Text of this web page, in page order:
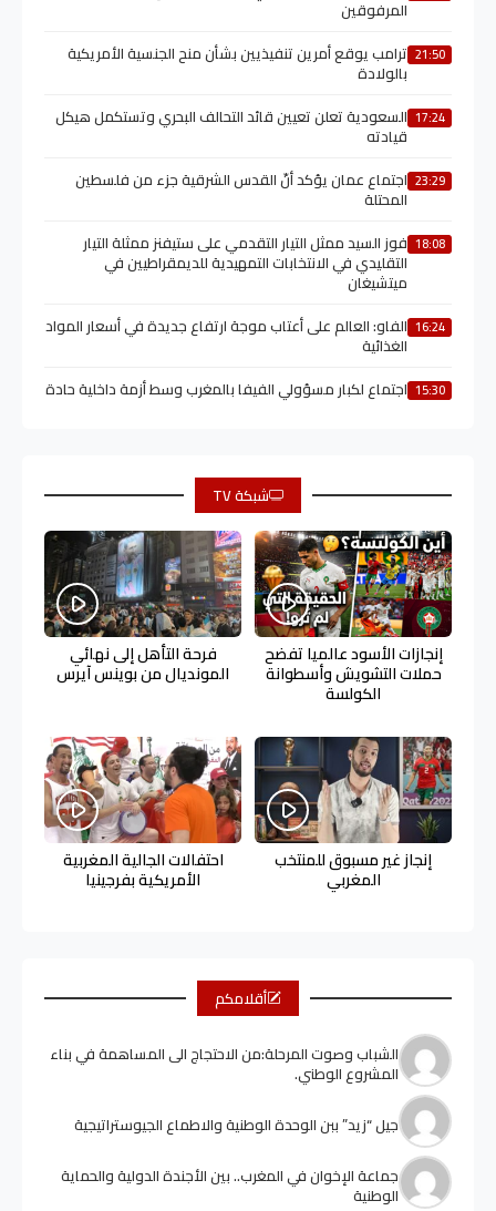
المرفوقين
21:50 ترامب يوقع أمرين تنفيذيين بشأن منح الجنسية الأمريكية
بالولادة
17:24 السعودية تعلن تعيين قائد التحالف البحري وتستكمل هيكل
قيادته
23:29 اجتماع عمان يؤكد أنّ القدس الشرقية جزء من فلسطين
المحتلة
18:08 فوز السيد ممثل التيار التقدمي على ستيفنز ممثلة التيار
التقليدي في الانتخابات التمهيدية للديمقراطيين في
ميتشيغان
16:24 الفاو: العالم على أعتاب موجة ارتفاع جديدة في أسعار المواد
الغذائية
15:30 اجتماع لكبار مسؤولي الفيفا بالمغرب وسط أزمة داخلية حادة
شبكة TV
إنجازات الأسود عالميا تفضح
حملات التشويش وأسطوانة
الكولسة
فرحة التأهل إلى نهائي
المونديال من بوينس آيرس
إنجاز غير مسبوق للمنتخب
المغربي
احتفالات الجالية المغربية
الأمريكية بفرجينيا
أقلامكم
الشباب وصوت المرحلة:من الاحتجاج الى المساهمة في بناء
المشروع الوطني.
جيل “زيد” ببن الوحدة الوطنية والاطماع الجيوستراتيجية
جماعة الإخوان في المغرب.. بين الأجندة الدولية والحماية
الوطنية